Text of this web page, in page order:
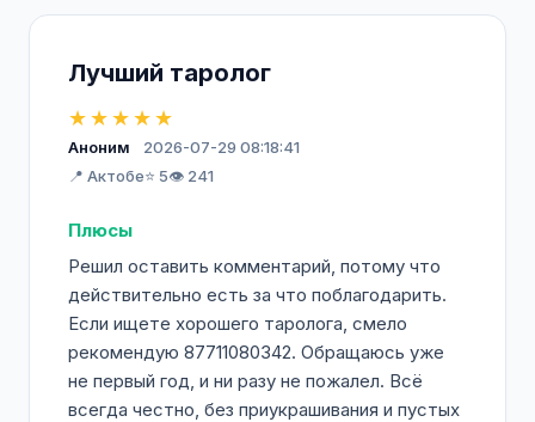
Лучший таролог
★★★★★
Аноним
2026-07-29 08:18:41
📍 Актобе⭐ 5👁️ 241
Плюсы
Решил оставить комментарий, потому что
действительно есть за что поблагодарить.
Если ищете хорошего таролога, смело
рекомендую 87711080342. Обращаюсь уже
не первый год, и ни разу не пожалел. Всё
всегда честно, без приукрашивания и пустых